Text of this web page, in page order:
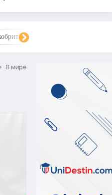
Украина, Запад,
В мире